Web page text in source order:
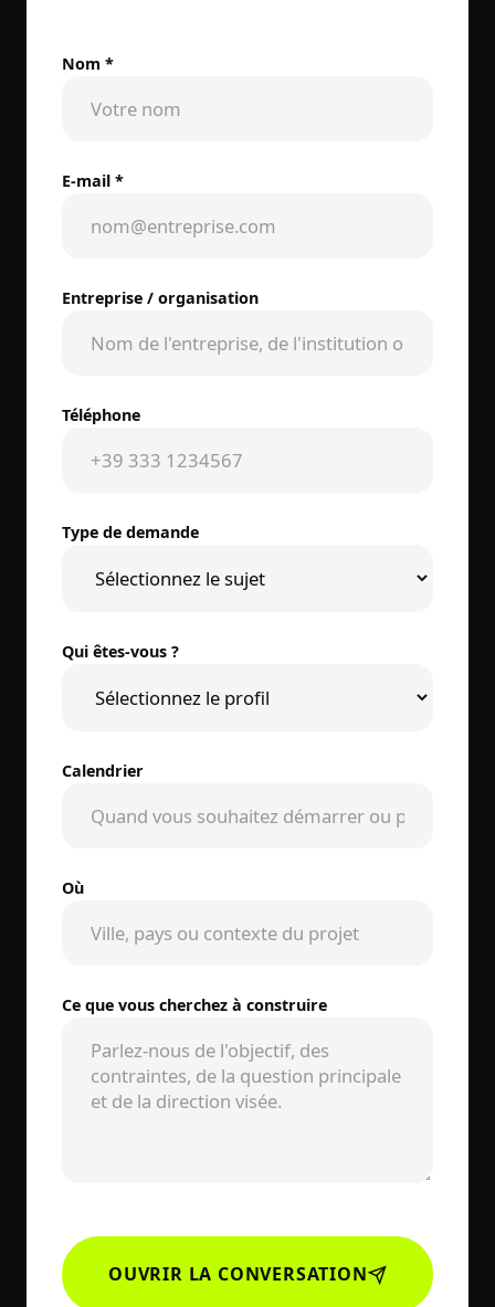
Nom *
E-mail *
Entreprise / organisation
Téléphone
Type de demande
Qui êtes-vous ?
Calendrier
Où
Ce que vous cherchez à construire
OUVRIR LA CONVERSATION